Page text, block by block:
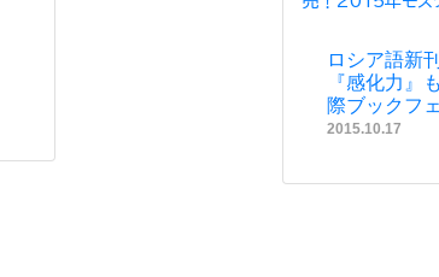
ロシア語新
『感化力』
際ブックフ
2015.10.17